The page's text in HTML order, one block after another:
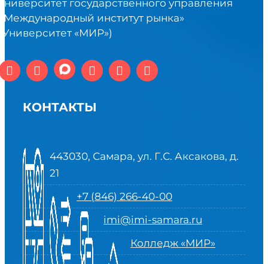
государственного управления
институт рынка»
«МИР»)
КОНТАКТЫ
443030, Самара, ул. Г.С. Аксакова, д.
21
+7 (846) 266-40-00
imi@imi-samara.ru
Колледж «МИР»